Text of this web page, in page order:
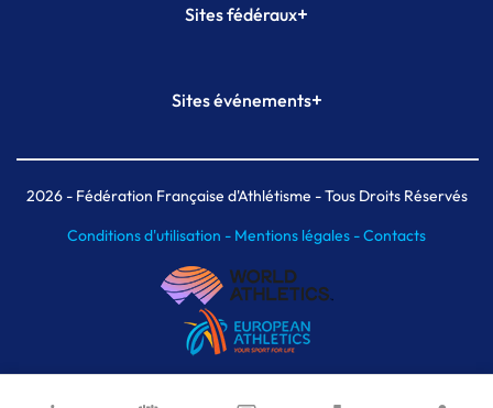
Sites fédéraux+
Plateforme Formation
Sites événements+
Meeting de Paris indoor
MAIF Ekiden de Paris
2026- Fédération Française d'Athlétisme - Tous Droits Réservés
Conditions d'utilisation - Mentions légales -Contacts